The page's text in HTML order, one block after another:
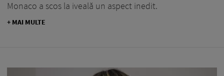
Monaco a scos la iveală un aspect inedit.
+ MAI MULTE